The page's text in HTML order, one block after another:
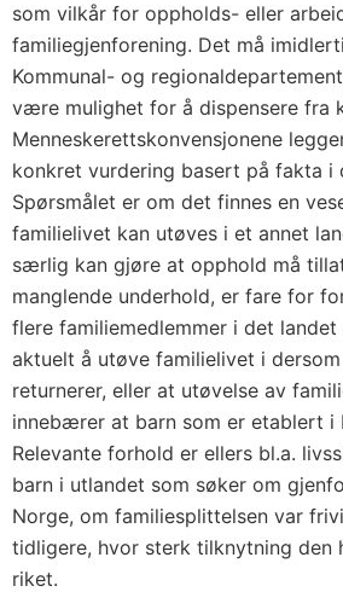
som vilkår for oppholds- eller
familiegjenforening. Det må
Kommunal- og
være mulighet for å dispensere fra
Menneskerettskonvensjonene
konkret vurdering basert på fakta i
Spørsmålet er om det finnes en
familielivet kan utøves i et annet
særlig kan gjøre at opphold må
manglende underhold, er fare for
flere familiemedlemmer i det
aktuelt å utøve familielivet i
returnerer, eller at utøvelse av
innebærer at barn som er etablert i
Relevante forhold er ellers bl.a.
barn i utlandet som søker om
Norge, om familiesplittelsen var
tidligere, hvor sterk tilknytning den
riket.